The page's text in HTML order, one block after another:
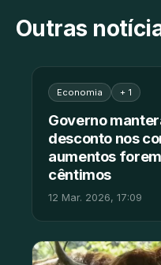
Outras
Economia + 1
Governo
desconto nos
aumentos
cêntimos
12 Mar. 2026, 17:09